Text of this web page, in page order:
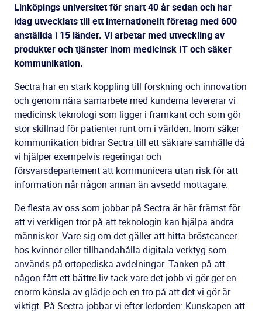
Linköpings universitet för snart 40 år sedan och har
idag utvecklats till ett internationellt företag med 600
anställda i 15 länder. Vi arbetar med utveckling av
produkter och tjänster inom medicinsk IT och säker
kommunikation.
Sectra har en stark koppling till forskning och innovation
och genom nära samarbete med kunderna levererar vi
medicinsk teknologi som ligger i framkant och som gör
stor skillnad för patienter runt om i världen. Inom säker
kommunikation bidrar Sectra till ett säkrare samhälle då
vi hjälper exempelvis regeringar och
försvarsdepartement att kommunicera utan risk för att
information når någon annan än avsedd mottagare.
De flesta av oss som jobbar på Sectra är här främst för
att vi verkligen tror på att teknologin kan hjälpa andra
människor. Vare sig om det gäller att hitta bröstcancer
hos kvinnor eller tillhandahålla digitala verktyg som
används på ortopediska avdelningar. Tanken på att
någon fått ett bättre liv tack vare det jobb vi gör ger en
enorm känsla av glädje och en tro på att det vi gör är
viktigt. På Sectra jobbar vi efter ledorden: Kunskapen att